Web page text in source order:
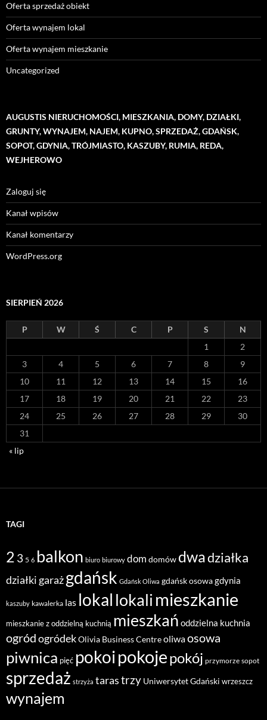
Oferta sprzedaż obiekt
Oferta wynajem lokal
Oferta wynajem mieszkanie
Uncategorized
AUGUSTIS NIERUCHOMOŚCI, MIESZKANIA, DOMY, DZIAŁKI,
GRUNTY, WYNAJEM, NAJEM, KUPNO, SPRZEDAŻ, GDAŃSK,
SOPOT, GDYNIA, TRÓJMIASTO, KASZUBY, RUMIA, REDA,
WEJHEROWO
Zaloguj się
Kanał wpisów
Kanał komentarzy
WordPress.org
SIERPIEŃ 2026
P W Ś C P S
N
1
2
3
4 5 6 7 8
9
10
11 12 13 14 15
16
17
18 19 20 21 22
23
24
25 26 27 28 29
30
31
« lip
TAGI
2 3 5 6 balkon biuro biurowy dom domów dwadziałka
działki garażgdańsk Gdańsk Oliwa gdańsk osowagdynia
kaszuby kawalerka las lokal lokalimieszkanie
mieszkanie z oddzielną kuchnią mieszkań oddzielna kuchnia
ogródogródekOlivia Business Centreoliwaosowa
piwnica pięć pokoipokojepokój przymorze sopot
sprzedaż strzyża tarastrzy Uniwersytet Gdański wrzeszcz
wynajem